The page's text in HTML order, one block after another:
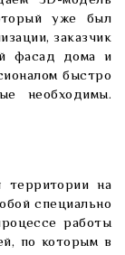
уже был
заказчик
фасад дома и
быстро
необходимы.
территории на
специально
работы
по которым в